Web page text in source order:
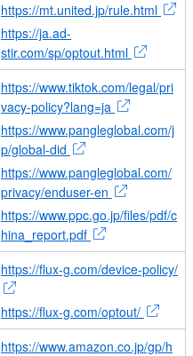
https://mt.united.jp/rule.html
https://ja.ad-
stir.com/sp/optout.html
https://www.tiktok.com/legal/pri
vacy-policy?lang=ja
https://www.pangleglobal.com/j
p/global-did
https://www.pangleglobal.com/
privacy/enduser-en
https://www.ppc.go.jp/files/pdf/c
hina_report.pdf
https://flux-g.com/device-policy/
https://flux-g.com/optout/
https://www.amazon.co.jp/gp/h